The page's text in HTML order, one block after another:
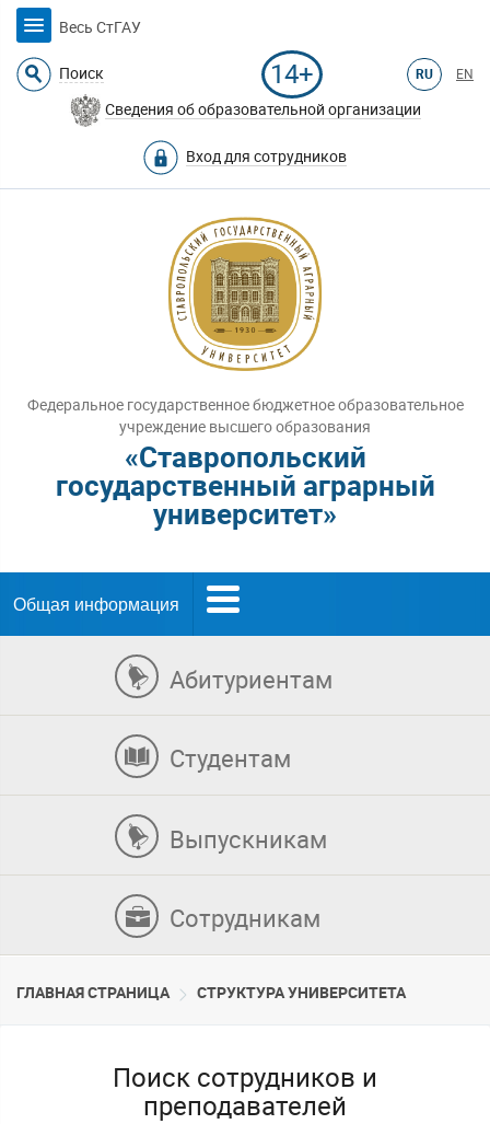
Весь СтГАУ
Поиск 14+ RU EN
Сведения об образовательной организации
Вход для сотрудников
Федеральное государственное бюджетное образовательное
учреждение высшего образования
«Ставропольский
государственный аграрный
университет»
Общая информация
Абитуриентам
Студентам
Выпускникам
Сотрудникам
ГЛАВНАЯ СТРАНИЦА CТРУКТУРА УНИВЕРСИТЕТА
Поиск сотрудников и
преподавателей